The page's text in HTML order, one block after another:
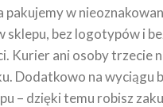
w
sklepu, bez logotypów i
Kurier ani osoby trzecie
Dodatkowo na wyciągu
– dzięki temu robisz